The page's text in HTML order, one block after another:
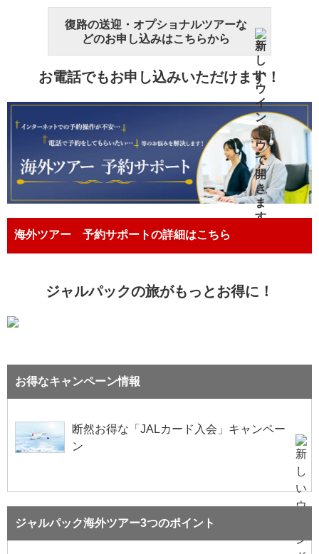
復路の送迎・オプショナルツアーな
どのお申し込みはこちらから
お電話でもお申し込みいただけます！
海外ツアー 予約サポートの詳細はこちら
ジャルパックの旅がもっとお得に！
お得なキャンペーン情報
断然お得な「JALカード入会」キャンペー
ン
ジャルパック海外ツアー3つのポイント